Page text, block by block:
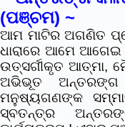
(ପଞ୍ଚମ) ~
ଆମ ମାଟିର ଅଗଣିତ
ଧାରାରେ ଆମେ ଆଗେଇ
ଉତ୍ସର୍ଗୀକୃତ ଆତ୍ମା,
ଅଭିଭୂତ
ମନୁଷ୍ୟଗଣଙ୍କ
ସ୍ବତନ୍ତ୍ର